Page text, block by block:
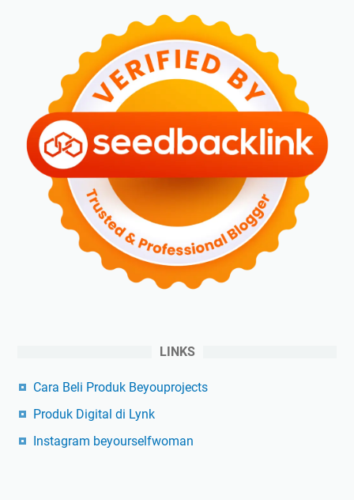
LINKS
Cara Beli Produk Beyouprojects
Produk Digital di Lynk
Instagram beyourselfwoman